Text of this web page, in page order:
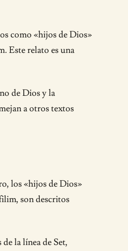
como «hijos de Dios»
Este relato es una
de Dios y la
a otros textos
los «hijos de Dios»
son descritos
la línea de Set,